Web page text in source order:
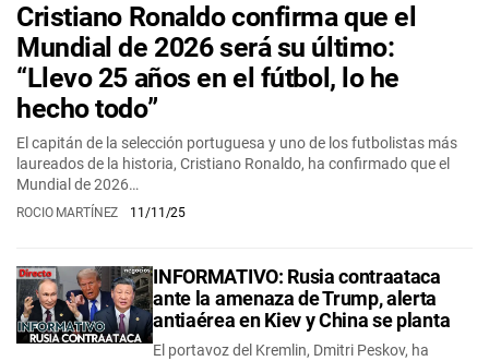
Cristiano Ronaldo confirma que el
Mundial de 2026 será su último:
“Llevo 25 años en el fútbol, lo he
hecho todo”
El capitán de la selección portuguesa y uno de los futbolistas más
laureados de la historia, Cristiano Ronaldo, ha confirmado que el
Mundial de 2026…
ROCIO MARTÍNEZ 11/11/25
INFORMATIVO: Rusia contraataca
ante la amenaza de Trump, alerta
antiaérea en Kiev y China se planta
El portavoz del Kremlin, Dmitri Peskov, ha